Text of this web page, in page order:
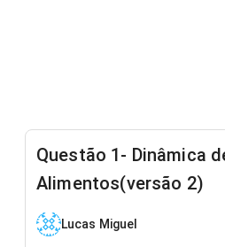
Questão 1- Dinâmica
Alimentos(versão 2)
Lucas Miguel